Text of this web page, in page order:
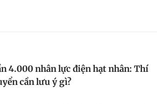
4.000 nhân lực điện hạt nhân: Thí
cần lưu ý gì?